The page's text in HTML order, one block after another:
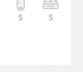
5 5